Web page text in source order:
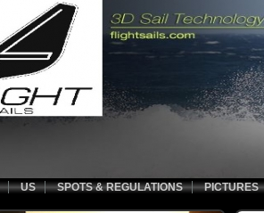
US SPOTS & REGULATIONS PICTURES